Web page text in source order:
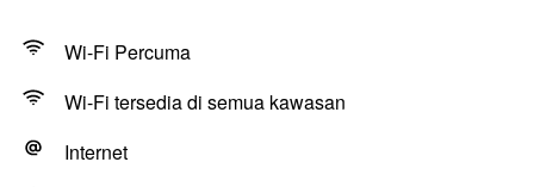
Wi-Fi Percuma
Wi-Fi tersedia di semua kawasan
Internet